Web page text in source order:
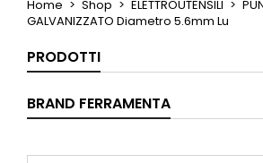
Home Shop ELETTROUTENSILI
GALVANIZZATO Diametro 5.6mm Lu
PRODOTTI
BRAND FERRAMENTA